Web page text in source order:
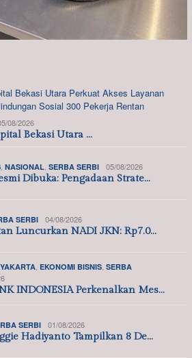
08/2026
Bekasi Utara …
NASIONAL SERBA SERBI 05/08/2026
Dibuka: Pengadaan Strate…
SERBI 04/08/2026
Luncurkan NADI JKN: Rp7.0…
EKONOMI BISNIS SERBA
INDONESIA Perkenalkan Mes…
SERBI 01/08/2026
Hadiyanto Tampilkan 8 De…